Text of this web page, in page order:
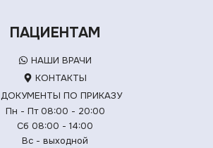
ПАЦИЕНТАМ
НАШИ ВРАЧИ
КОНТАКТЫ
ДОКУМЕНТЫ ПО ПРИКАЗУ
Пн - Пт 08:00 - 20:00
Сб 08:00 - 14:00
Вс - выходной